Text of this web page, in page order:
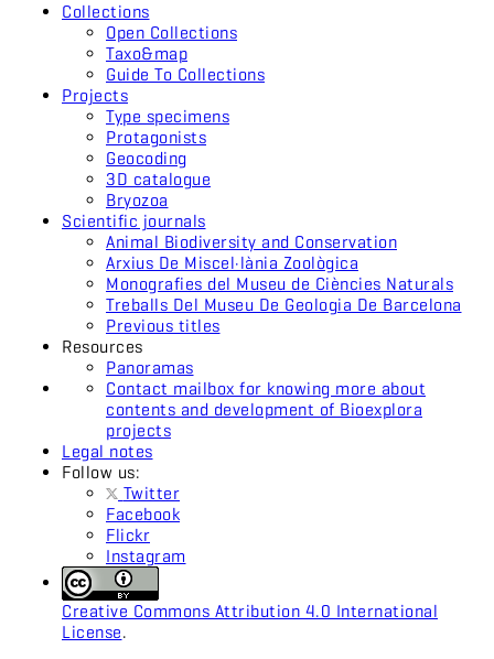
Collections
Open Collections
Taxo&map
Guide To Collections
Projects
Type specimens
Protagonists
Geocoding
3D catalogue
Bryozoa
Scientific journals
Animal Biodiversity and Conservation
Arxius De Miscel·lània Zoològica
Monografies del Museu de Ciències Naturals
Treballs Del Museu De Geologia De Barcelona
Previous titles
Resources
Panoramas
Contact mailbox for knowing more about
contents and development of Bioexplora
projects
Legal notes
Follow us:
Twitter
Facebook
Flickr
Instagram
Creative Commons Attribution 4.0 International
License.